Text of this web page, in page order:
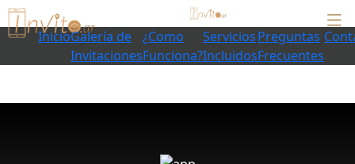
InicioGalería de
Invitaciones
¿Como
Funciona?
Servicios
Incluidos
Preguntas
Frecuentes